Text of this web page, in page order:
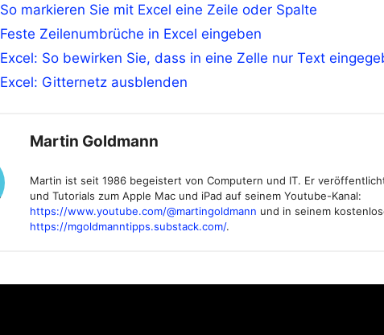
So markieren Sie mit Excel eine Zeile oder Spalte
Feste Zeilenumbrüche in Excel eingeben
Excel: So bewirken Sie, dass in eine Zelle nur Text
Excel: Gitternetz ausblenden
Martin Goldmann
Martin ist seit 1986 begeistert von Computern und IT. Er
und Tutorials zum Apple Mac und iPad auf seinem Youtube-Kanal:
https://www.youtube.com/@martingoldmann und in seinem
https://mgoldmanntipps.substack.com/.